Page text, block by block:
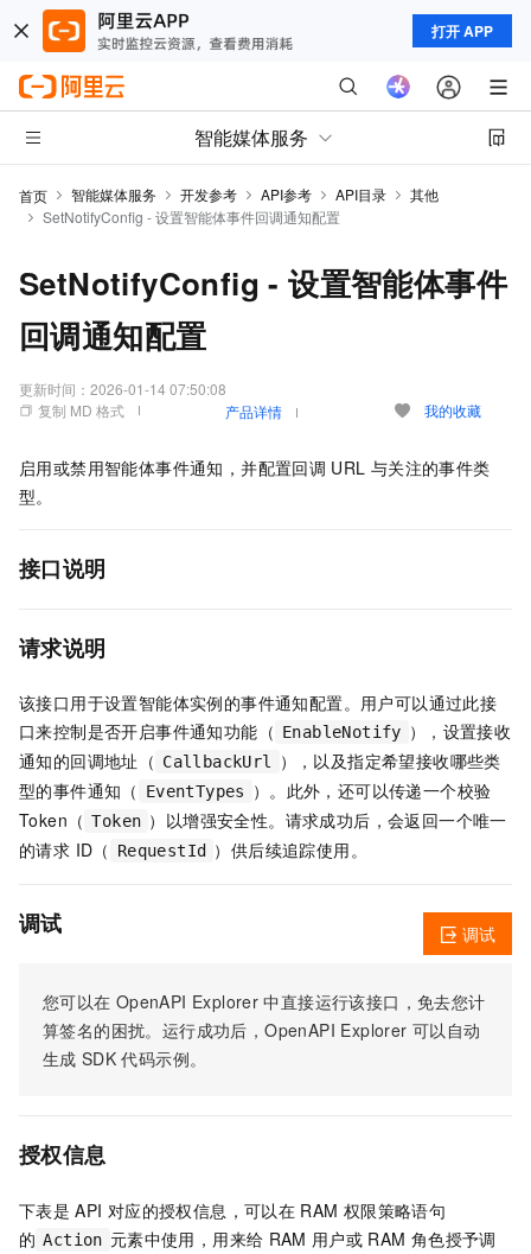
打开 APP
智能媒体服务
首页 智能媒体服务 开发参考 API参考 API目录
其他
SetNotifyConfig - 设置智能体事件回调通知配置
SetNotifyConfig - 设置智能体事件
回调通知配置
更新时间： 2026-01-14 07:50:08
复制 MD 格式
产品详情 我的收藏
启用或禁用智能体事件通知，并配置回调 URL 与关注的事件类
型。
接口说明
请求说明
该接口用于设置智能体实例的事件通知配置。用户可以通过此接
口来控制是否开启事件通知功能（ EnableNotify ），设置接收
通知的回调地址（ CallbackUrl
），以及指定希望接收哪些类
型的事件通知（
EventTypes
）。此外，还可以传递一个校验
Token（ Token ）以增强安全性。请求成功后，会返回一个唯一
的请求 ID（
RequestId ）供后续追踪使用。
调试
您可以在 OpenAPI Explorer 中直接运行该接口，免去您计
算签名的困扰。运行成功后，OpenAPI Explorer 可以自动
生成 SDK 代码示例。
调试
授权信息
下表是 API 对应的授权信息，可以在 RAM 权限策略语句
的 Action 元素中使用，用来给 RAM 用户或 RAM 角色授予调